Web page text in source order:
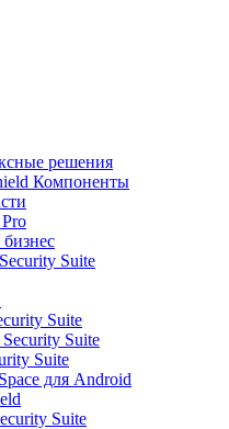
решения
Компоненты
Suite
Suite
Suite
Suite
для Android
Suite